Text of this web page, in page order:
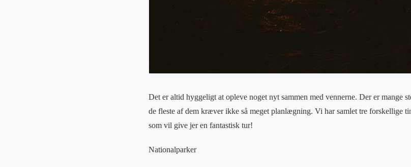
Det er altid hyggeligt at opleve noget nyt sammen med vennerne. Der er mange
de fleste af dem kræver ikke så meget planlægning. Vi har samlet tre forskellige
som vil give jer en fantastisk tur!
Nationalparker